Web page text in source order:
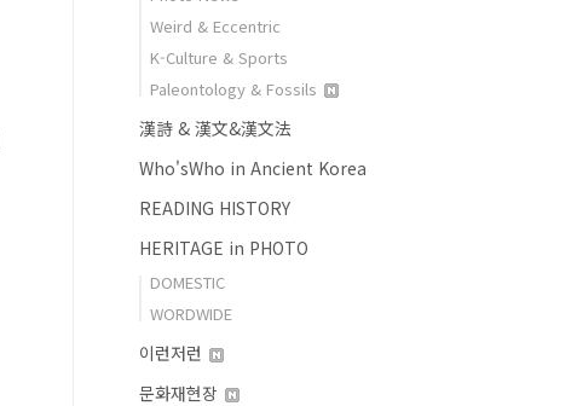
Weird & Eccentric
K-Culture & Sports
Paleontology & Fossils
漢詩 & 漢文&漢文法
Who'sWho in Ancient Korea
READING HISTORY
HERITAGE in PHOTO
DOMESTIC
WORDWIDE
이런저런
문화재현장